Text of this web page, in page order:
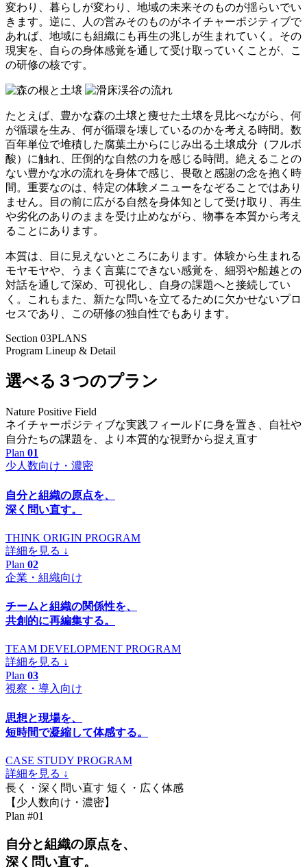
変わり、暮らしが変わり、地域の未来そのものが揺らいでい
きます。逆に、人の営みそのものがネイチャーポジティブで
あれば、地域にも組織にも再生の兆しが生まれていく。その
現実を、自らの身体感覚を通して受け取っていくことが、こ
の研修の核です。
たとえば、豊かな森の土壌と痩せた土壌を見比べながら、何
が循環を生み、何が循環を壊しているのかを考える時間。数
百年単位で堆積した腐葉土からにじみ出る土壌成分（フルボ
酸）に触れ、圧倒的な自然の力を感じる時間。絶えることの
ない豊かな水の流れを身体で感じ、畏敬と感謝の念を抱く時
間。重要なのは、特定の体験メニューをなぞることではあり
ません。目の前に広がる自然を身体知として受け取り、再生
や劣化のありのままを受け止めながら、物事を本質から考え
ることにあります。
本質は、目に見えないところにあります。体験から生まれる
モヤモヤや、うまく言葉にできない感覚を、細羽や船越との
対話を通して深め、可視化し、自身の課題へと接続してい
く。これもまた、新たな問いを立てるために欠かせないプロ
セスであり、この研修の独自性でもあります。
Section 03PLANS
Program Lineup & Detail
選べる３つのプラン
Nature Positive Field
ネイチャーポジティブな実践フィールドに身を置き、自社や
自分たちの課題を、より本質的な視野から捉え直す
Plan 01
少人数向け・濃密
自分と組織の原点を、
深く問い直す。
THINK ORIGIN PROGRAM
詳細を見る ↓
Plan 02
企業・組織向け
チームと組織の関係性を、
共創的に再編集する。
TEAM DEVELOPMENT PROGRAM
詳細を見る ↓
Plan 03
視察・導入向け
思想と現場を、
短時間で凝縮して体感する。
CASE STUDY PROGRAM
詳細を見る ↓
長く・深く問い直す 短く・広く体感
【少人数向け・濃密】
Plan #01
自分と組織の原点を、
深く問い直す。